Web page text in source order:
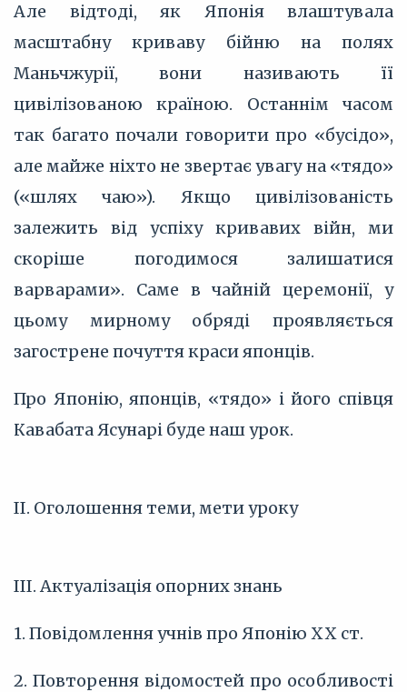
Але відтоді, як Японія влаштувала
масштабну криваву бійню на полях
Маньчжурії, вони називають її
цивілізованою країною. Останнім часом
так багато почали говорити про «бусідо»,
але майже ніхто не звертає увагу на «тядо»
(«шлях чаю»). Якщо цивілізованість
залежить від успіху кривавих війн, ми
скоріше погодимося залишатися
варварами». Саме в чайній церемонії, у
цьому мирному обряді проявляється
загострене почуття краси японців.
Про Японію, японців, «тядо» і його співця
Кавабата Ясунарі буде наш урок.
II. Оголошення теми, мети уроку
III. Актуалізація опорних знань
1. Повідомлення учнів про Японію XX ст.
2. Повторення відомостей про особливості